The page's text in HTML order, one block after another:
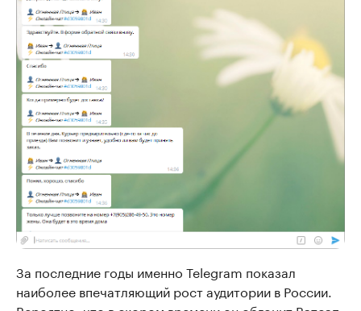
За последние годы именно Telegram показал
наиболее впечатляющий рост аудитории в России.